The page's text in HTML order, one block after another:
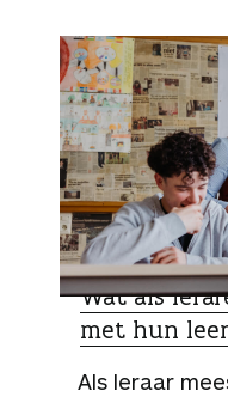
ZO DOEN ZIJ HET
Wat als
met hun
Als leraar